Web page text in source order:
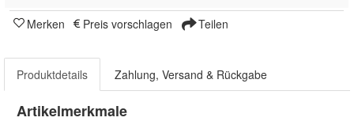
Merken Preis vorschlagen Teilen
Produktdetails Zahlung, Versand & Rückgabe
Artikelmerkmale